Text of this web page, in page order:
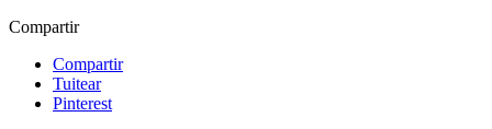
Compartir
Compartir
Tuitear
Pinterest